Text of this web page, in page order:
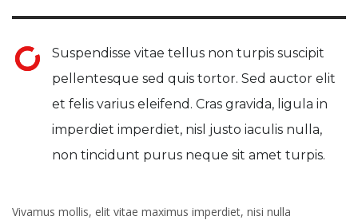
Suspendisse vitae tellus non turpis suscipit
pellentesque sed quis tortor. Sed auctor elit
et felis varius eleifend. Cras gravida, ligula in
imperdiet imperdiet, nisl justo iaculis nulla,
non tincidunt purus neque sit amet turpis.
Vivamus mollis, elit vitae maximus imperdiet, nisi nulla